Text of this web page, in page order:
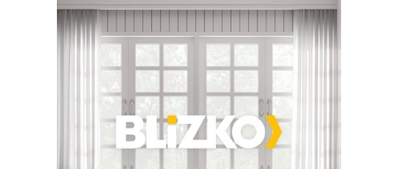
o
o
k
p
p
a
ss
ni
ki